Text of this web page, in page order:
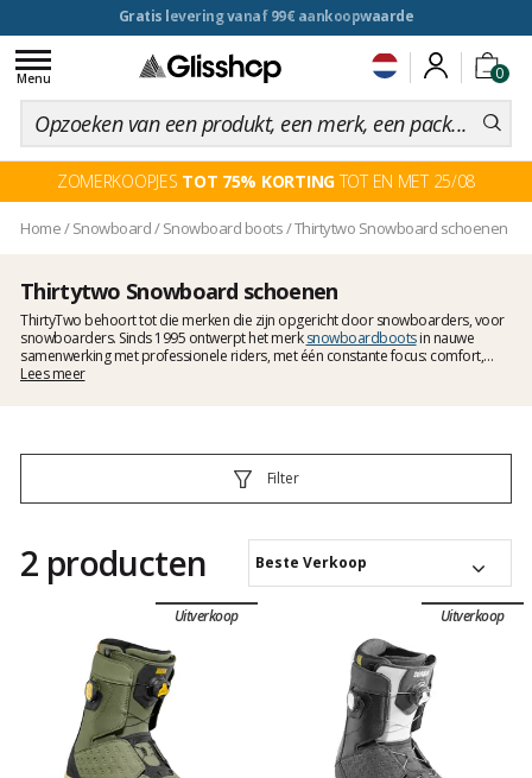
voor een 100 dagen inruiling
0
Toggle
navigation
Menu
ZOMERKOOPJES TOT 75% KORTINGTOT EN MET 25/08
Home/ Snowboard/Snowboard boots/Thirtytwo Snowboard schoenen
Thirtytwo Snowboard schoenen
ThirtyTwo behoort tot die merken die zijn opgericht door snowboarders, voor
snowboarders. Sinds 1995 ontwerpt het merksnowboardbootsin nauwe
samenwerking met professionele riders, met één constante focus: comfort,
warmte en lichtgewicht prestaties. Liners van Evolution Foam®, high-performance
Lees meer
Filter
2 producten Beste Verkoop
Uitverkoop Uitverkoop